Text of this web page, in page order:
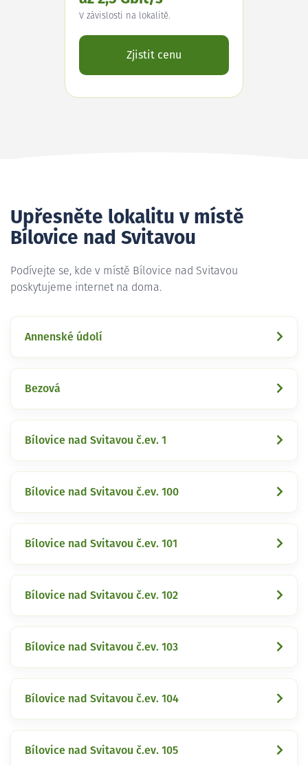
V závislosti na lokalitě.
Zjistit cenu
Upřesněte lokalitu v místě
Bílovice nad Svitavou
Podívejte se, kde v místě Bílovice nad Svitavou
poskytujeme internet na doma.
Annenské údolí
Bezová
Bílovice nad Svitavou č.ev. 1
Bílovice nad Svitavou č.ev. 100
Bílovice nad Svitavou č.ev. 101
Bílovice nad Svitavou č.ev. 102
Bílovice nad Svitavou č.ev. 103
Bílovice nad Svitavou č.ev. 104
Bílovice nad Svitavou č.ev. 105